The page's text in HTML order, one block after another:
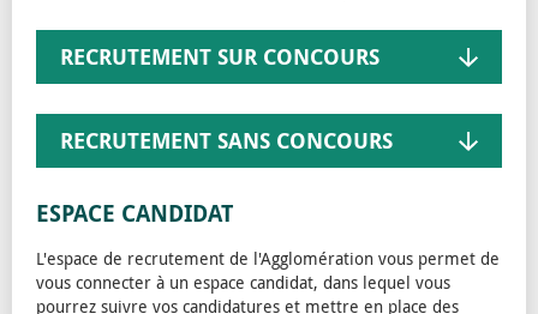
RECRUTEMENT SUR CONCOURS
RECRUTEMENT SANS CONCOURS
ESPACE CANDIDAT
L'espace de recrutement de l'Agglomération vous permet de
vous connecter à un espace candidat, dans lequel vous
pourrez suivre vos candidatures et mettre en place des